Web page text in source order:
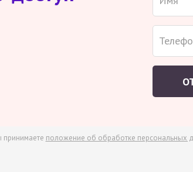
принимаете положение об обработке персональных